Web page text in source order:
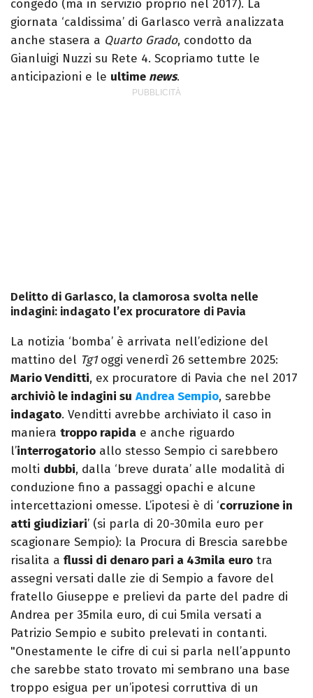
congedo (ma in servizio proprio nel 2017). La
giornata ‘caldissima’ di Garlasco verrà analizzata
anche stasera a Quarto Grado, condotto da
Gianluigi Nuzzi su Rete 4. Scopriamo tutte le
anticipazioni e le ultime news.
Delitto di Garlasco, la clamorosa svolta nelle
indagini: indagato l’ex procuratore di Pavia
La notizia ‘bomba’ è arrivata nell’edizione del
mattino del Tg1oggi venerdì 26 settembre 2025:
Mario Venditti, ex procuratore di Pavia che nel 2017
archiviò le indagini su Andrea Sempio, sarebbe
indagato. Venditti avrebbe archiviato il caso in
maniera troppo rapida e anche riguardo
l’interrogatorio allo stesso Sempio ci sarebbero
molti dubbi, dalla ‘breve durata’ alle modalità di
conduzione fino a passaggi opachi e alcune
intercettazioni omesse. L’ipotesi è di ‘corruzione in
atti giudiziari’ (si parla di 20-30mila euro per
scagionare Sempio): la Procura di Brescia sarebbe
risalita a flussi di denaro pari a 43mila euro tra
assegni versati dalle zie di Sempio a favore del
fratello Giuseppe e prelievi da parte del padre di
Andrea per 35mila euro, di cui 5mila versati a
Patrizio Sempio e subito prelevati in contanti.
"Onestamente le cifre di cui si parla nell’appunto
che sarebbe stato trovato mi sembrano una base
troppo esigua per un’ipotesi corruttiva di un